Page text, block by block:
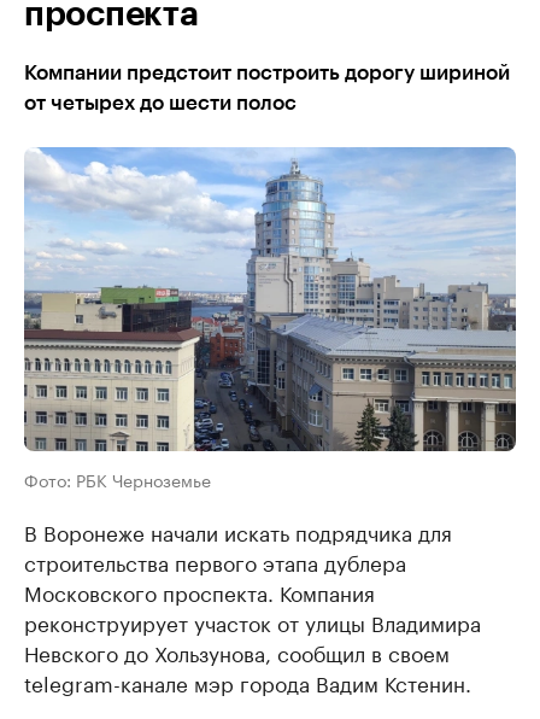
проспекта
Компании предстоит построить дорогу шириной
от четырех до шести полос
Фото: РБК Черноземье
В Воронеже начали искать подрядчика для
строительства первого этапа дублера
Московского проспекта. Компания
реконструирует участок от улицы Владимира
Невского до Хользунова, сообщил в своем
telegram-канале мэр города Вадим Кстенин.